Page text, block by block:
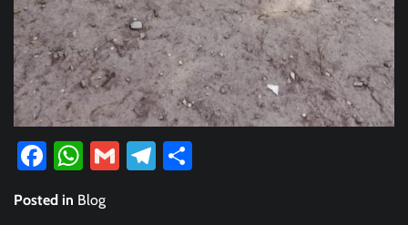
Facebook
WhatsApp
GmailTelegram
Posted in Blog